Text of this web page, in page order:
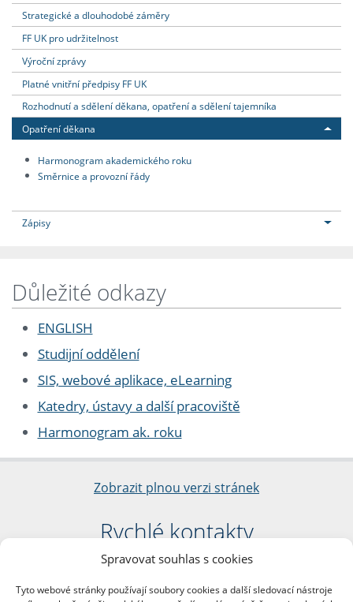
Spravovat souhlas s cookies
Tyto webové stránky používají soubory cookies a další sledovací nástroje
Strategické a dlouhodobé záměry
FF UK pro udržitelnost
Výroční zprávy
Platné vnitřní předpisy FF UK
Rozhodnutí a sdělení děkana, opatření a sdělení tajemníka
Opatření děkana
Harmonogram akademického roku
Směrnice a provozní řády
Zápisy
Důležité odkazy
ENGLISH
Studijní oddělení
SIS, webové aplikace, eLearning
Katedry, ústavy a další pracoviště
Harmonogram ak. roku
Zobrazit plnou verzi stránek
Rychlé kontakty
Filozofická fakulta
nám. Jana Palacha 1/2